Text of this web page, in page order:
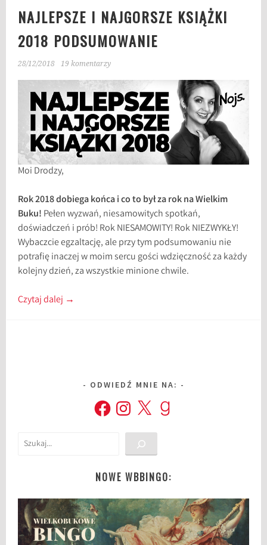
NAJLEPSZE I NAJGORSZE KSIĄŻKI
2018 PODSUMOWANIE
28/12/2018 19 komentarzy
Moi Drodzy,
Rok 2018 dobiega końca i co to był za rok na Wielkim
Buku! Pełen wyzwań, niesamowitych spotkań,
doświadczeń i prób! Rok NIESAMOWITY! Rok NIEZWYKŁY!
Wybaczcie egzaltację, ale przy tym podsumowaniu nie
potrafię inaczej w moim sercu gości wdzięczność za każdy
kolejny dzień, za wszystkie minione chwile.
Czytaj dalej →
ODWIEDŹ MNIE NA:
FacebookInstagram
X Goodreads
Szukaj
NOWE WBBINGO: